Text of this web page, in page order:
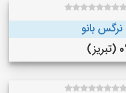
بانو